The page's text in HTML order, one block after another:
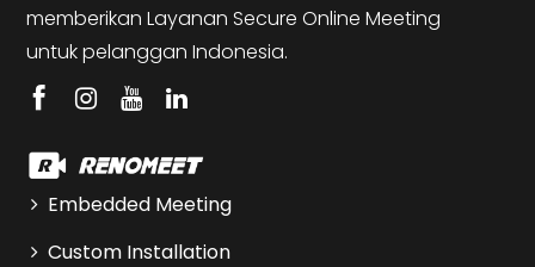
memberikan Layanan Secure Online Meeting
untuk pelanggan Indonesia.
Embedded Meeting
Custom Installation